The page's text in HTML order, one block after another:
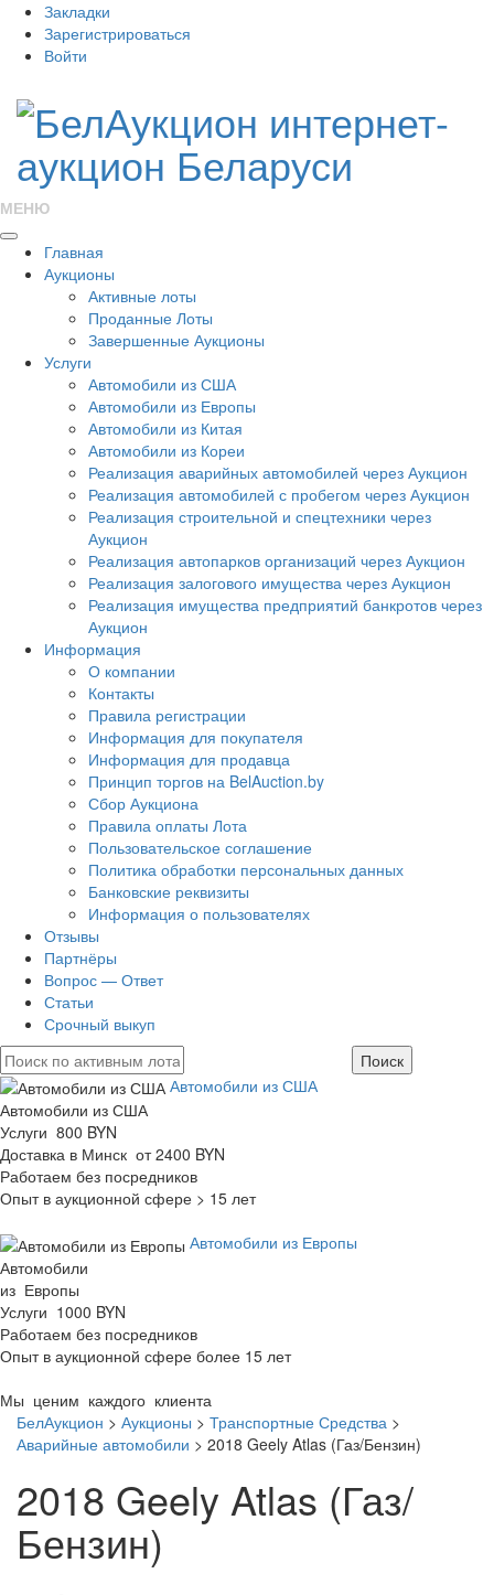
Закладки
Зарегистрироваться
Войти
МЕНЮ
Главная
Аукционы
Активные лоты
Проданные Лоты
Завершенные Аукционы
Услуги
Автомобили из США
Автомобили из Европы
Автомобили из Китая
Автомобили из Кореи
Реализация аварийных автомобилей через Аукцион
Реализация автомобилей с пробегом через Аукцион
Реализация строительной и спецтехники через
Аукцион
Реализация автопарков организаций через Аукцион
Реализация залогового имущества через Аукцион
Реализация имущества предприятий банкротов через
Аукцион
Информация
О компании
Контакты
Правила регистрации
Информация для покупателя
Информация для продавца
Принцип торгов на BelAuction.by
Сбор Аукциона
Правила оплаты Лота
Пользовательское соглашение
Политика обработки персональных данных
Банковские реквизиты
Информация о пользователях
Отзывы
Партнёры
Вопрос — Ответ
Статьи
Срочный выкуп
Автомобили из США
Автомобили из США
Услуги 800 BYN
Доставка в Минск от 2400 BYN
Работаем без посредников
Опыт в аукционной сфере > 15 лет
Автомобили из Европы
Автомобили
из Европы
Услуги 1000 BYN
Работаем без посредников
Опыт в аукционной сфере более 15 лет
Мы ценим каждого клиента
БелАукцион > Аукционы > Транспортные Средства >
Аварийные автомобили > 2018 Geely Atlas (Газ/Бензин)
2018 Geely Atlas (Газ/
Бензин)